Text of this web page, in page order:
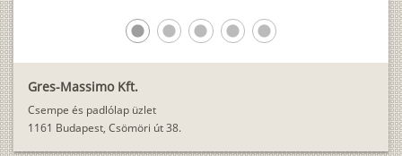
Gres-Massimo Kft.
Csempe és padlólap üzlet
1161 Budapest, Csömöri út 38.
lens lens lens lens lens